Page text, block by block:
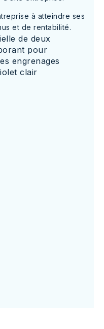
à atteindre ses
et de rentabilité.